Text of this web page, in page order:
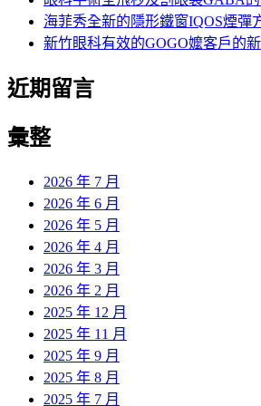
海菲秀全新的隱形鐵窗IQOS煙彈
新竹眼科有效的GOGO嬤客戶的
近期留言
彙整
2026 年 7 月
2026 年 6 月
2026 年 5 月
2026 年 4 月
2026 年 3 月
2026 年 2 月
2025 年 12 月
2025 年 11 月
2025 年 9 月
2025 年 8 月
2025 年 7 月